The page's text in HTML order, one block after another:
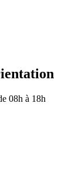
08h à 18h